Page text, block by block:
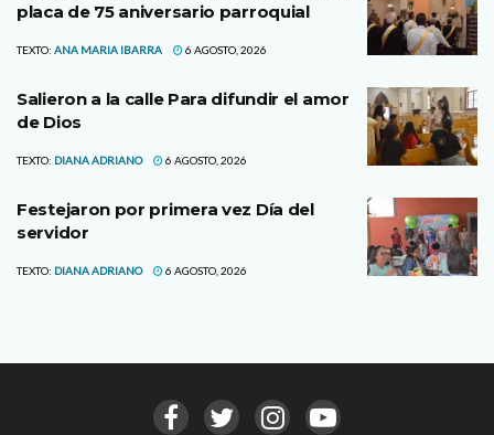
placa de 75 aniversario parroquial
TEXTO: ANA MARIA IBARRA 6 AGOSTO, 2026
Salieron a la calle Para difundir el amor
de Dios
TEXTO: DIANA ADRIANO 6 AGOSTO, 2026
Festejaron por primera vez Día del
servidor
TEXTO: DIANA ADRIANO 6 AGOSTO, 2026